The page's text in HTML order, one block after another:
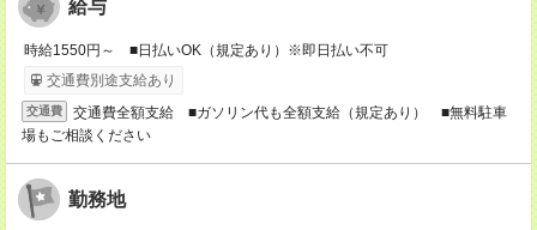
給与
時給1550円～ ■日払いOK（規定あり）※即日払い不可
交通費別途支給あり
交通費
交通費全額支給 ■ガソリン代も全額支給（規定あり） ■無料駐車
場もご相談ください
勤務地